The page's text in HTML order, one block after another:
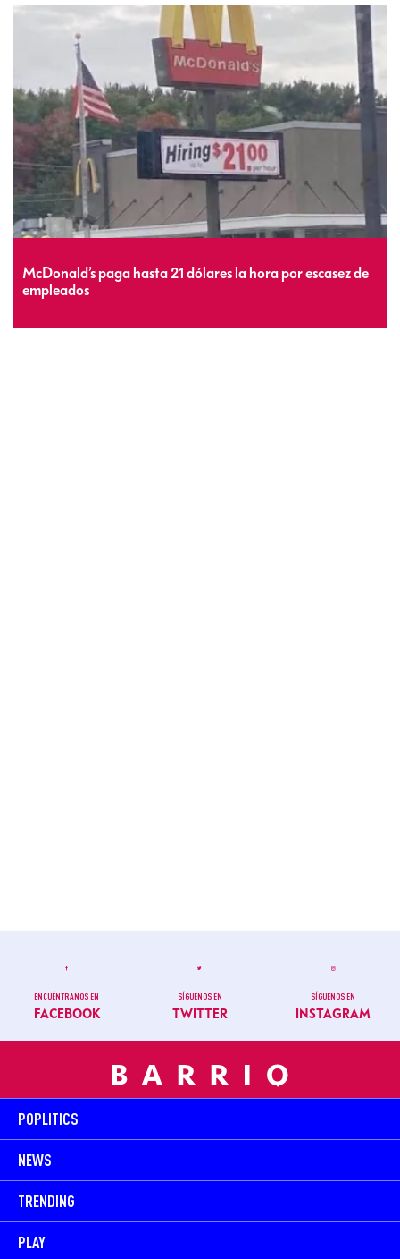
McDonald’s paga hasta 21 dólares la hora por escasez de
empleados
ENCUÉNTRANOS EN
FACEBOOK
SÍGUENOS EN
TWITTER
SÍGUENOS EN
INSTAGRAM
POPLITICS
NEWS
TRENDING
PLAY